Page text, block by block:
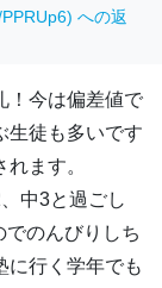
への返
！今は偏差値で
生徒も多いです
ます。
中3と過ごし
のんびりしち
行く学年でも